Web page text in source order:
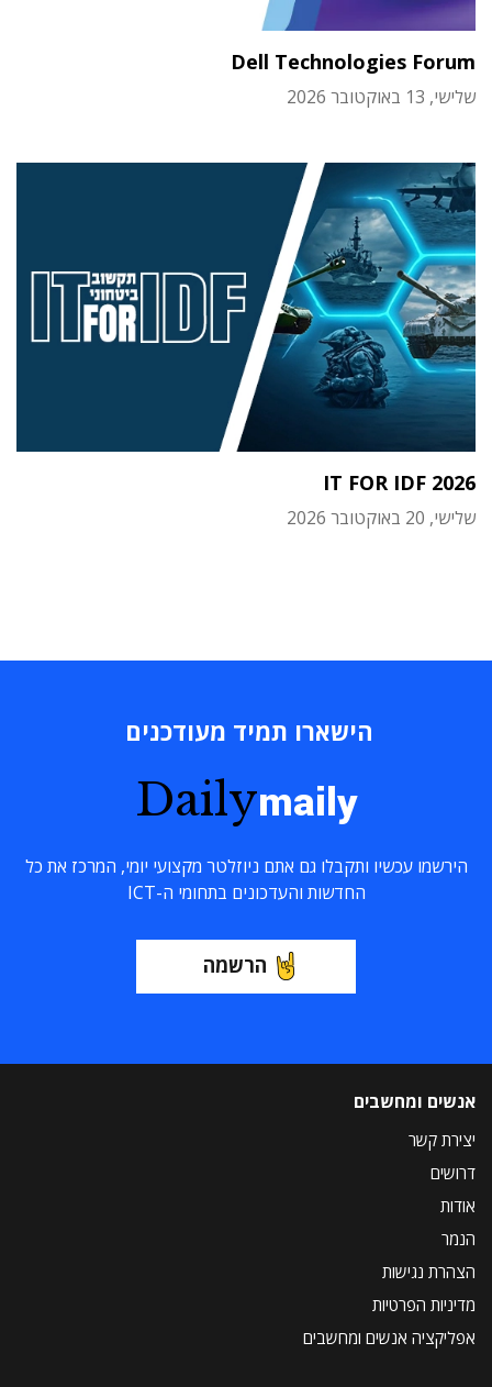
Dell Technologies Forum
שלישי, 13 באוקטובר 2026
IT FOR IDF 2026
שלישי, 20 באוקטובר 2026
הישארו תמיד מעודכנים
Dailymaily
הירשמו עכשיו ותקבלו גם אתם ניוזלטר מקצועי יומי, המרכז את כל
החדשות והעדכונים בתחומי ה-ICT
הרשמה
אנשים ומחשבים
יצירת קשר
דרושים
אודות
הנמר
הצהרת נגישות
מדיניות הפרטיות
אפליקציה אנשים ומחשבים